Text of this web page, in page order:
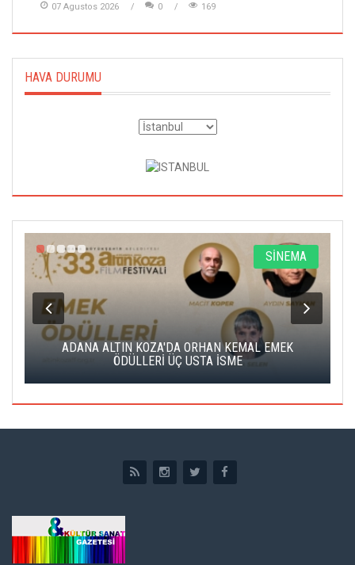
07 Agustos 2026 0 169
HAVA DURUMU
SİNEMA
ADANA ALTIN KOZA'DA ORHAN KEMAL EMEK
ÖDÜLLERİ ÜÇ USTA İSME